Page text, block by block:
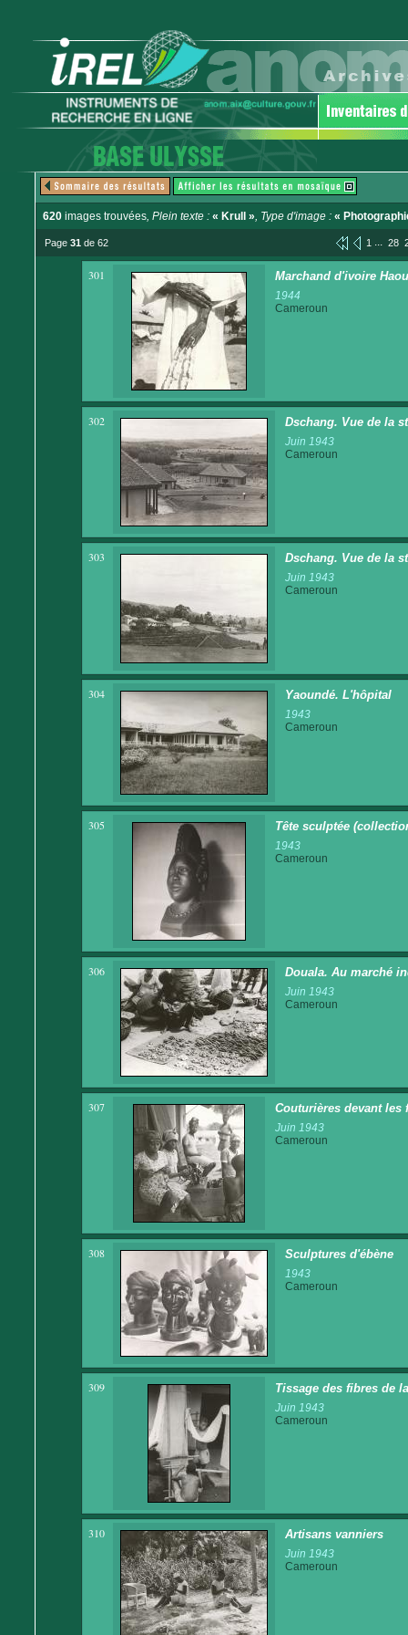
620 images trouvées, Plein texte : « Krull », Type d'image : «
Page 31 de 62 1 ... 28
301 Marchand d'ivoire
1944
Cameroun
302 Dschang. Vue de la
Juin 1943
Cameroun
303 Dschang. Vue de la
Juin 1943
Cameroun
304 Yaoundé. L'hôpital
1943
Cameroun
305 Tête sculptée
1943
Cameroun
306 Douala. Au marché
Juin 1943
Cameroun
307 Couturières devant les
Juin 1943
Cameroun
308 Sculptures d'ébène
1943
Cameroun
309 Tissage des fibres de
Juin 1943
Cameroun
310 Artisans vanniers
Juin 1943
Cameroun